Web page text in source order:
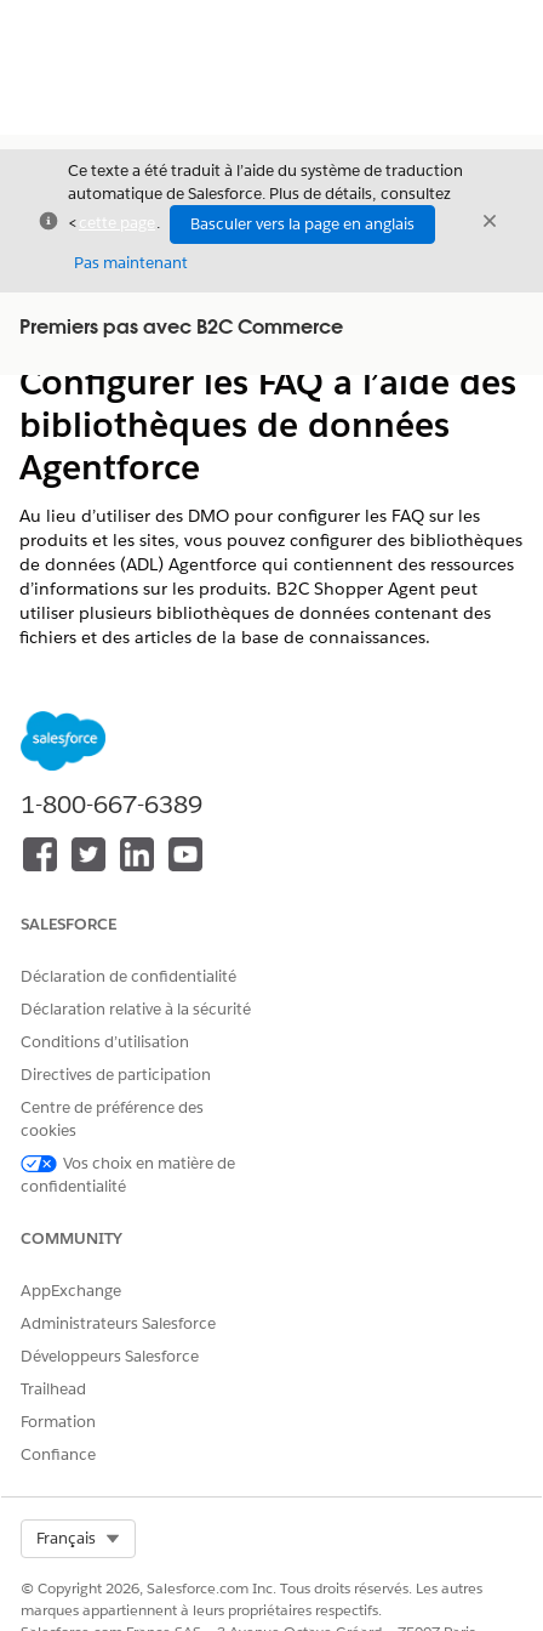
Fermer
Ce texte a été traduit à l’aide du système de traduction
automatique de Salesforce. Plus de détails, consultez
<cette page .
Basculer vers la page en anglais
Pas maintenant
Fermer
Premiers pas avec B2C Commerce
Afficher la table des matières
Table des
matières
Configurer les FAQ à l’aide des
bibliothèques de données
Agentforce
Au lieu d’utiliser des DMO pour configurer les FAQ sur les
produits et les sites, vous pouvez configurer des bibliothèques
de données (ADL) Agentforce qui contiennent des ressources
d’informations sur les produits. B2C Shopper Agent peut
utiliser plusieurs bibliothèques de données contenant des
fichiers et des articles de la base de connaissances.
Pour que l’agent Shopper puisse utiliser les bibliothèques
de données (ADL) Agentforce, configurez d’abord les
bibliothèques avec votre contenu source. L’agent Shopper
peut utiliser des bibliothèques de données avec les
Knowledge.
les produits
l’agent d’achat pour pointer vers les bibliothèques de
configuré les bibliothèques de données avec les fichiers
téléchargés et les articles de la base de connaissances.
Spécifier des bibliothèques de données pour les FAQ du
site
Modifiez les instructions du sous-agent FAQ sur les
produits de l’agent d’achat pour pointer vers les
bibliothèques de données. Ces instructions supposent
avec les fichiers téléchargés et les articles de la base de
CET ARTICLE A-T-IL RÉSOLU VOTRE PROBLÈME ?
1-800-667-6389
SALESFORCE
Déclaration de confidentialité
Déclaration relative à la sécurité
Conditions d’utilisation
Directives de participation
Centre de préférence des
cookies
Vos choix en matière de
confidentialité
COMMUNITY
AppExchange
Administrateurs Salesforce
Développeurs Salesforce
Trailhead
Formation
Confiance
Français
© Copyright 2026, Salesforce.com Inc. Tous droits réservés. Les autres
marques appartiennent à leurs propriétaires respectifs.